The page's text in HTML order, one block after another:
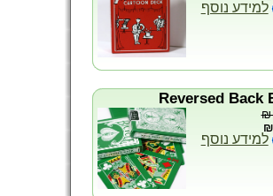
למידע נוסף
למידע נוסף